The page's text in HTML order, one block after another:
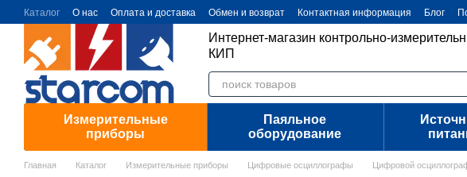
Перейти к основному контенту
Каталог О нас Оплата и доставка Обмен и возврат Контактная информация Блог
Интернет-магазин контрольно-
КИП
Измерительные
приборы
Паяльное
оборудование
Главная Каталог Измерительные приборы Цифровые осциллографы Цифровой